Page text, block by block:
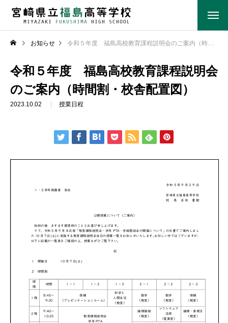
お知らせ 令和５年度 福島高校教育課程説明会のご案内（時間割・校舎配置図）
令和５年度 福島高校教育課程説明会
のご案内（時間割・校舎配置図）
2023.10.02 授業日程